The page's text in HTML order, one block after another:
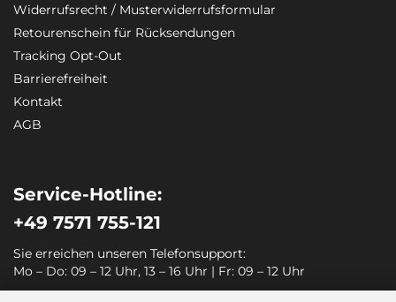
Widerrufsrecht / Musterwiderrufsformular
Retourenschein für Rücksendungen
Tracking Opt-Out
Barrierefreiheit
Kontakt
AGB
Service-Hotline:
+49 7571 755-121
Sie erreichen unseren Telefonsupport:
Mo – Do: 09 – 12 Uhr, 13 – 16 Uhr | Fr: 09 – 12 Uhr